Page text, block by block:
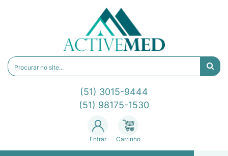
(51) 3015-9444
(51) 98175-1530
Entrar Carrinho